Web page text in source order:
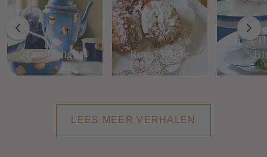
Dot Delight Royal White
Pip &
LEES MEER VERHALEN